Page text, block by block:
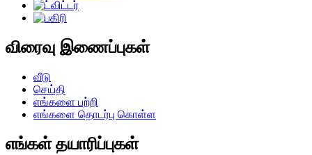
விரைவு இணைப்புகள்
வீடு
செய்தி
எங்களை பற்றி
எங்களை தொடர்பு கொள்ள
எங்கள் தயாரிப்புகள்